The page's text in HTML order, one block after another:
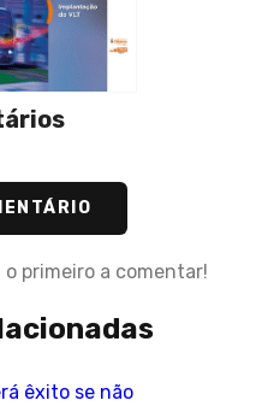
primeiro a comentar!